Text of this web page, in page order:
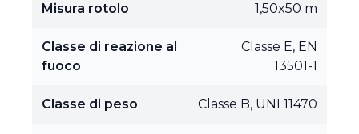
Misura rotolo 1,50x50 m
Classe di reazione al
fuoco
Classe E, EN
13501-1
Classe di peso Classe B, UNI 11470